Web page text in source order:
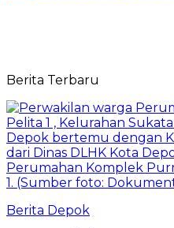
Berita Terbaru
Berita Depok